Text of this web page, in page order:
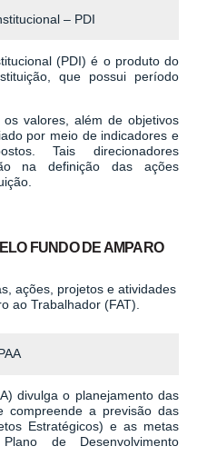
– PDI
(PDI) é o produto do
que possui período
valores, além de objetivos
por meio de indicadores e
Tais direcionadores
na definição das ações
FUNDO DE AMPARO
ações, projetos e atividades
ao Trabalhador (FAT).
divulga o planejamento das
compreende a previsão das
Estratégicos) e as metas
Plano de Desenvolvimento